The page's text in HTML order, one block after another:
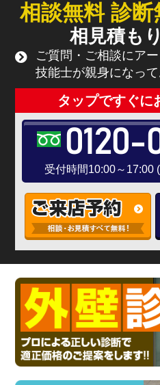
相談無料 診
相見積も
ご質問・ご相談にア
技能士が親身になって
タップですぐに
0120-
受付時間10:00～17:00